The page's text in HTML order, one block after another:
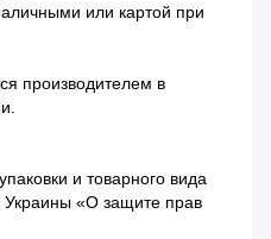
или картой при
производителем в
и товарного вида
Украины «О защите прав